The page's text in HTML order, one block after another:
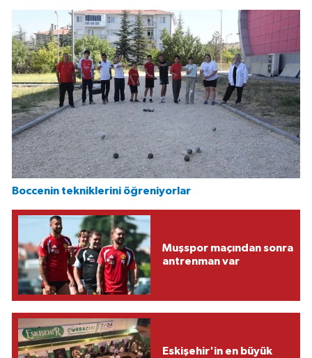
Boccenin tekniklerini öğreniyorlar
Muşspor maçından sonra
antrenman var
Eskişehir'in en büyük